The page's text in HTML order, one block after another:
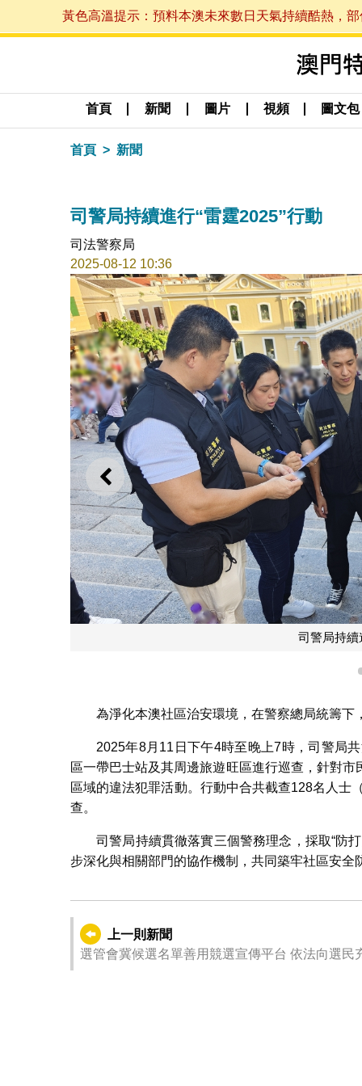
黃色高溫提示：預料本澳未來數日天氣持續酷熱，
首頁 新聞 圖片 視頻 圖文包
首頁 新聞
司警局持續進行“雷霆2025”行動
司法警察局
2025-08-12 10:36
上一則
司警局持續
為淨化本澳社區治安環境，在警察總局統籌下
2025年8月11日下午4時至晚上7時，司警局
區一帶巴士站及其周邊旅遊旺區進行巡查，針對
區域的違法犯罪活動。行動中合共截查128名人士
查。
司警局持續貫徹落實三個警務理念，採取“防
步深化與相關部門的協作機制，共同築牢社區安全
上一則新聞
選管會冀候選名單善用競選宣傳平台 依法向選民